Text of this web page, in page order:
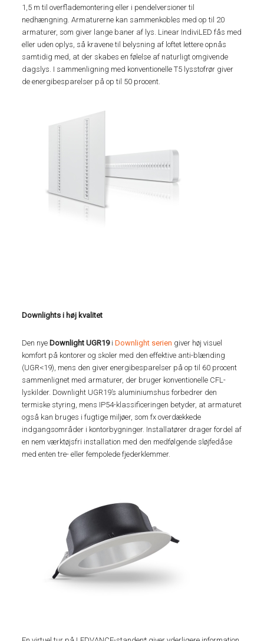
1,5 m til overflademontering eller i pendelversioner til
nedhængning. Armaturerne kan sammenkobles med op til 20
armaturer, som giver lange baner af lys. Linear IndiviLED fås med
eller uden oplys, så kravene til belysning af loftet lettere opnås
samtidig med, at der skabes en følelse af naturligt omgivende
dagslys. I sammenligning med konventionelle T5 lysstofrør giver
de energibesparelser på op til 50 procent.
Downlights i høj kvalitet
Den nye Downlight UGR19iDownlight serien giver høj visuel
komfort på kontorer og skoler med den effektive anti-blænding
(UGR<19), mens den giver energibesparelser på op til 60 procent
sammenlignet med armaturer, der bruger konventionelle CFL-
lyskilder. Downlight UGR19’s aluminiumshus forbedrer den
termiske styring, mens IP54-klassificeringen betyder, at armaturet
også kan bruges i fugtige miljøer, som fx overdækkede
indgangsområder i kontorbygninger. Installatører drager fordel af
en nem værktøjsfri installation med den medfølgende sløjfedåse
med enten tre- eller fempolede fjederklemmer.